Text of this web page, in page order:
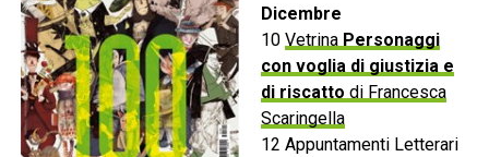
Dicembre
10 VetrinaPersonaggi
con voglia di giustizia e
di riscatto di Francesca
Scaringella
12 Appuntamenti Letterari